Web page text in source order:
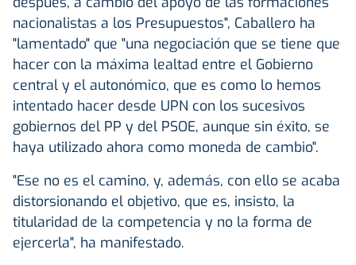
nacionalistas a los Presupuestos", Caballero ha
"lamentado" que "una negociación que se tiene que
hacer con la máxima lealtad entre el Gobierno
central y el autonómico, que es como lo hemos
intentado hacer desde UPN con los sucesivos
gobiernos del PP y del PSOE, aunque sin éxito, se
haya utilizado ahora como moneda de cambio".
"Ese no es el camino, y, además, con ello se acaba
distorsionando el objetivo, que es, insisto, la
titularidad de la competencia y no la forma de
ejercerla", ha manifestado.